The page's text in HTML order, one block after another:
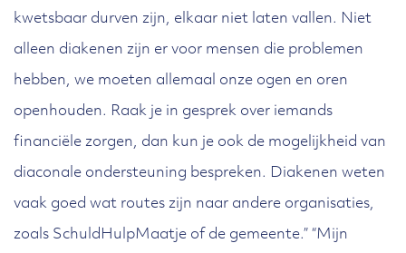
kwetsbaar durven zijn, elkaar niet laten vallen. Niet
alleen diakenen zijn er voor mensen die problemen
hebben, we moeten allemaal onze ogen en oren
openhouden. Raak je in gesprek over iemands
financiële zorgen, dan kun je ook de mogelijkheid van
diaconale ondersteuning bespreken. Diakenen weten
vaak goed wat routes zijn naar andere organisaties,
zoals SchuldHulpMaatje of de gemeente.” “Mijn